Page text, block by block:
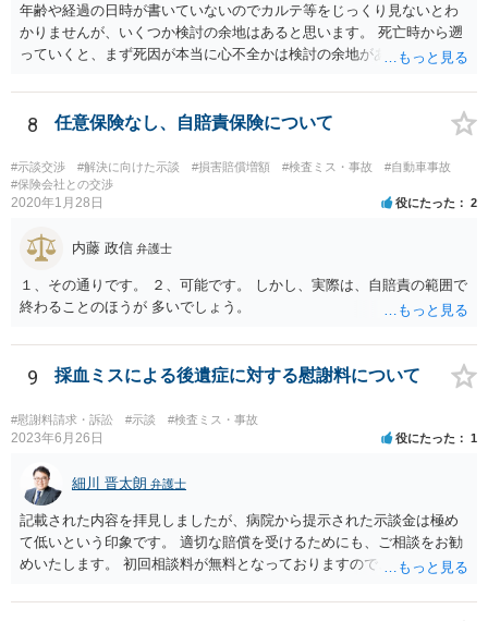
年齢や経過の日時が書いていないのでカルテ等をじっくり見ないとわ
かりませんが、いくつか検討の余地はあると思います。 死亡時から遡
っていくと、まず死因が本当に心不全かは検討の余地があります。腹
こまでしたのか、またしたとして死亡を防げたのかどうかという因果
関係の問題もあります。 さらに遡ると、C病院の手術に問題はなかっ
たのか、そもそも手術をする必要があったのかも気になります。その
前は問題なさそうですが、転院が多いのでそんなに転院が必要だった
のかも一応は検討材料だと思います。 いずれにしてもお近くの弁護士
にカルテ等を持って行って相談されたらいかがでしょうか。 頑張って
8 任意保険なし、自賠責保険について
#示談交渉 #解決に向けた示談 #損害賠償増額 #検査ミス・事故
#自動車事故
#保険会社との交渉
2020年1月28日 役にたった 2
内藤 政信 弁護士
１、その通りです。 ２、可能です。 しかし、実際は、自賠責の範囲で
終わることのほうが 多いでしょう。
9 採血ミスによる後遺症に対する慰謝料について
#慰謝料請求・訴訟 #示談 #検査ミス・事故
2023年6月26日 役にたった 1
細川 晋太朗 弁護士
記載された内容を拝見しましたが、病院から提示された示談金は極め
て低いという印象です。 適切な賠償を受けるためにも、ご相談をお勧
めいたします。 初回相談料が無料となっておりますので、お問い合わ